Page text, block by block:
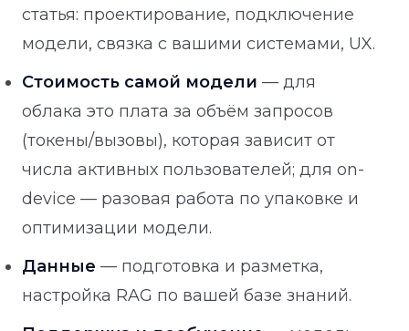
статья: проектирование, подключение
модели, связка с вашими системами, UX.
Стоимость самой модели — для
облака это плата за объём запросов
(токены/вызовы), которая зависит от
числа активных пользователей; для on-
device — разовая работа по упаковке и
оптимизации модели.
Данные — подготовка и разметка,
настройка RAG по вашей базе знаний.